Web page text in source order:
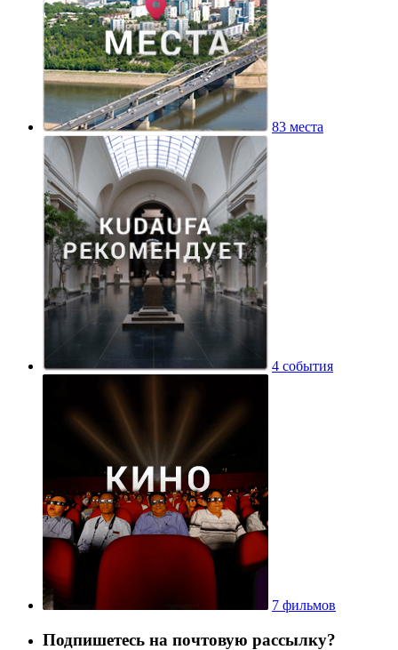
83 места
4 события
7 фильмов
Подпишетесь на почтовую рассылку?